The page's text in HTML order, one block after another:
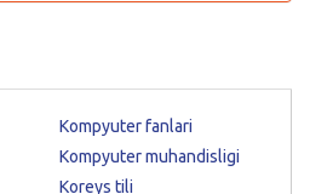
Kompyuter fanlari
Kompyuter muhandisligi
Koreys tili